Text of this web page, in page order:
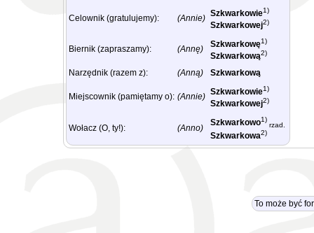
Celownik (gratulujemy): (Annie) Szkwarkowie1)
Szkwarkowej2)
Biernik (zapraszamy): (Annę) Szkwarkowę1)
Szkwarkową2)
Narzędnik (razem z): (Anną) Szkwarkową
Miejscownik (pamiętamy o): (Annie) Szkwarkowie1)
Szkwarkowej2)
Wołacz (O, ty!): (Anno)
Szkwarkowo1)
rzad.
Szkwarkowa2)
To może być